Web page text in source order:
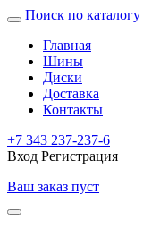
Поиск по каталогу
Главная
Шины
Диски
Доставка
Контакты
+7 343 237-237-6
Вход Регистрация
Ваш заказ пуст